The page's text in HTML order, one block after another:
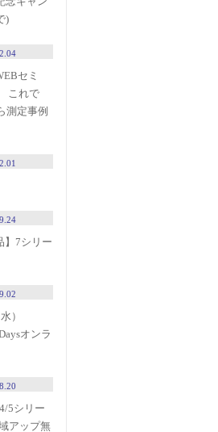
)
セミ
これで
測定事例
7シリー
）
オンラ
5シリー
アップ無